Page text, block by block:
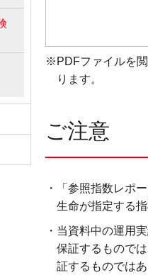
※PDFファイルを
ります。
ご注意
・「参照指数レポ
生命が指定する
・当資料中の運用
保証するもので
証するものでは